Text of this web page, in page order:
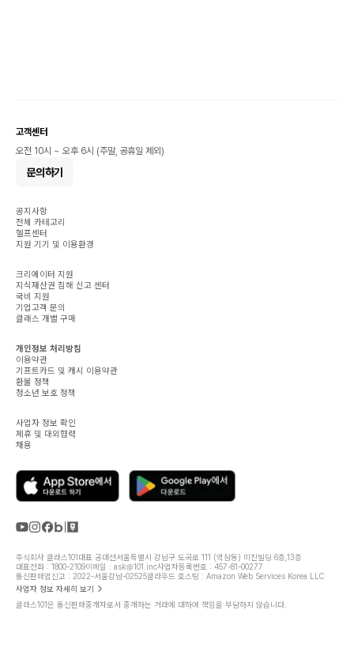
고객센터
오전 10시 ~ 오후 6시 (주말, 공휴일 제외)
문의하기
공지사항
전체 카테고리
헬프센터
지원 기기 및 이용환경
크리에이터 지원
지식재산권 침해 신고 센터
국비 지원
기업고객 문의
클래스 개별 구매
개인정보 처리방침
이용약관
기프트카드 및 캐시 이용약관
환불 정책
청소년 보호 정책
사업자 정보 확인
제휴 및 대외협력
채용
주식회사 클래스101대표 공대선서울특별시 강남구 도곡로 111 (역삼동) 미진빌딩 6층,13층
대표전화 : 1800-2109이메일 : ask@101.inc사업자등록번호 : 457-81-00277
통신판매업신고 : 2022-서울강남-02525클라우드 호스팅 : Amazon Web Services Korea LLC
사업자 정보 자세히 보기
클래스101은 통신판매중개자로서 중개하는 거래에 대하여 책임을 부담하지 않습니다.